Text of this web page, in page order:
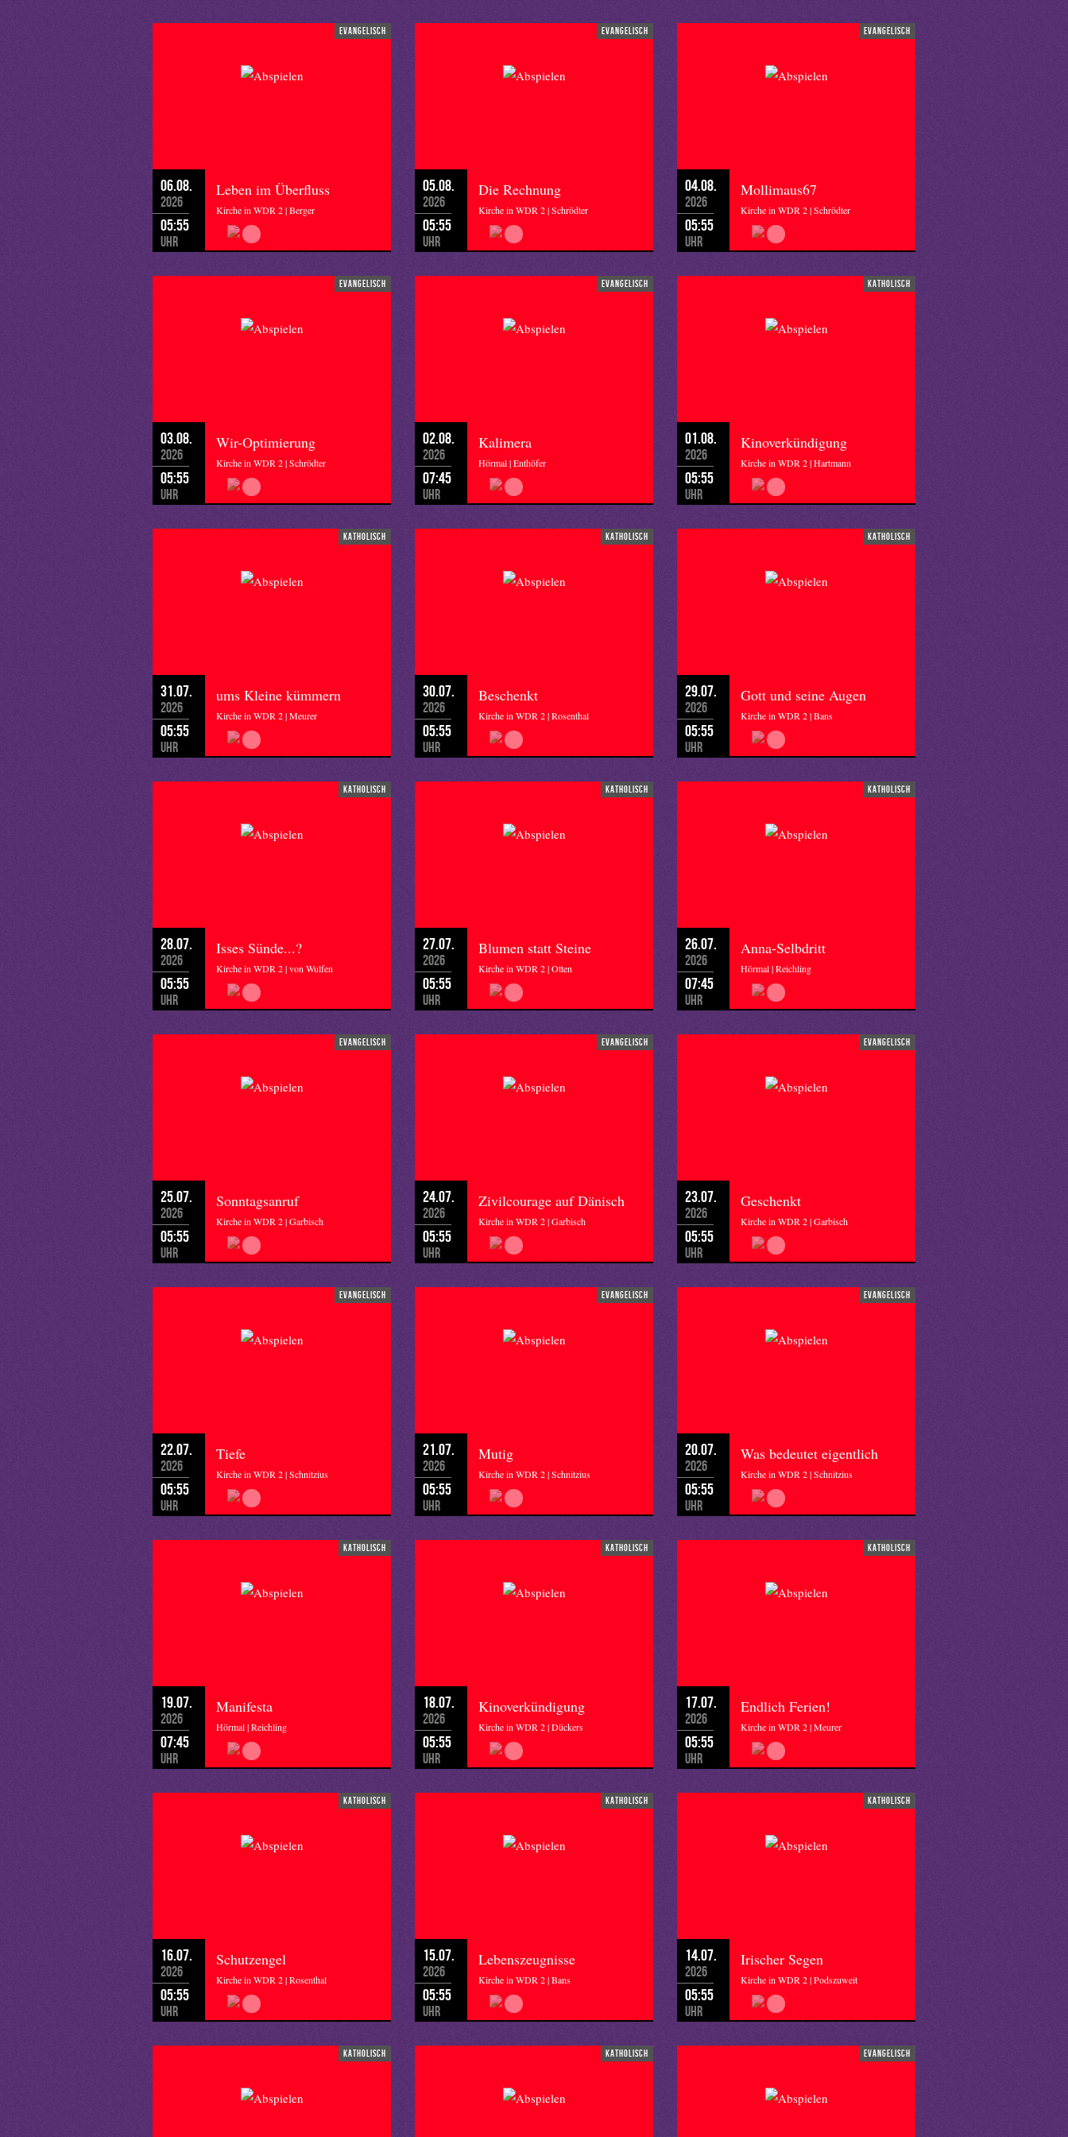
umgeben von all den Glücksgefühlen der verkleideten Kinder, war da tief in mir ein kleines Kribbeln zu
spüren...
wünsche, an vielen, vielen Tagen im Jahr!
evangelisch
06.08.
2026
05:55
Uhr
Leben im Überfluss
Kirche in WDR 2 | Berger
evangelisch
05.08.
2026
05:55
Uhr
Die Rechnung
Kirche in WDR 2 | Schrödter
evangelisch
04.08.
2026
05:55
Uhr
Mollimaus67
Kirche in WDR 2 | Schrödter
evangelisch
03.08.
2026
05:55
Uhr
Wir-Optimierung
Kirche in WDR 2 | Schrödter
evangelisch
02.08.
2026
07:45
Uhr
Kalimera
Hörmal | Enthöfer
katholisch
01.08.
2026
05:55
Uhr
Kinoverkündigung
Kirche in WDR 2 | Hartmann
katholisch
31.07.
2026
05:55
Uhr
ums Kleine kümmern
Kirche in WDR 2 | Meurer
katholisch
30.07.
2026
05:55
Uhr
Beschenkt
Kirche in WDR 2 | Rosenthal
katholisch
29.07.
2026
05:55
Uhr
Gott und seine Augen
Kirche in WDR 2 | Bans
katholisch
28.07.
2026
05:55
Uhr
Isses Sünde...?
Kirche in WDR 2 | von Wulfen
katholisch
27.07.
2026
05:55
Uhr
Blumen statt Steine
Kirche in WDR 2 | Otten
katholisch
26.07.
2026
07:45
Uhr
Anna-Selbdritt
Hörmal | Reichling
evangelisch
25.07.
2026
05:55
Uhr
Sonntagsanruf
Kirche in WDR 2 | Garbisch
evangelisch
24.07.
2026
05:55
Uhr
Zivilcourage auf Dänisch
Kirche in WDR 2 | Garbisch
evangelisch
23.07.
2026
05:55
Uhr
Geschenkt
Kirche in WDR 2 | Garbisch
evangelisch
22.07.
2026
05:55
Uhr
Tiefe
Kirche in WDR 2 | Schnitzius
evangelisch
21.07.
2026
05:55
Uhr
Mutig
Kirche in WDR 2 | Schnitzius
evangelisch
20.07.
2026
05:55
Uhr
Was bedeutet eigentlich
Kirche in WDR 2 | Schnitzius
katholisch
19.07.
2026
07:45
Uhr
Manifesta
Hörmal | Reichling
katholisch
18.07.
2026
05:55
Uhr
Kinoverkündigung
Kirche in WDR 2 | Dückers
katholisch
17.07.
2026
05:55
Uhr
Endlich Ferien!
Kirche in WDR 2 | Meurer
katholisch
16.07.
2026
05:55
Uhr
Schutzengel
Kirche in WDR 2 | Rosenthal
katholisch
15.07.
2026
05:55
Uhr
Lebenszeugnisse
Kirche in WDR 2 | Bans
katholisch
14.07.
2026
05:55
Uhr
Irischer Segen
Kirche in WDR 2 | Podszuweit
katholisch katholisch evangelisch